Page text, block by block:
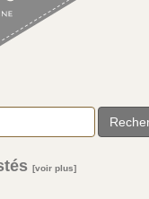
[voir plus]